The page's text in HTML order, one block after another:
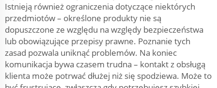
Istnieją również ograniczenia dotyczące niektórych
przedmiotów – określone produkty nie są
dopuszczone ze względu na względy bezpieczeństwa
lub obowiązujące przepisy prawne. Poznanie tych
zasad pozwala uniknąć problemów. Na koniec
komunikacja bywa czasem trudna – kontakt z obsługą
klienta może potrwać dłużej niż się spodziewa. Może to